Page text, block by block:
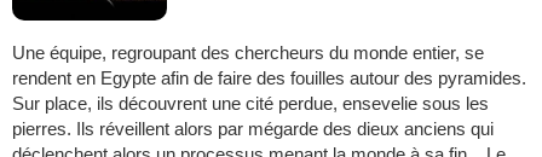
Une équipe, regroupant des chercheurs du monde entier, se
rendent en Egypte afin de faire des fouilles autour des pyramides.
Sur place, ils découvrent une cité perdue, ensevelie sous les
pierres. Ils réveillent alors par mégarde des dieux anciens qui